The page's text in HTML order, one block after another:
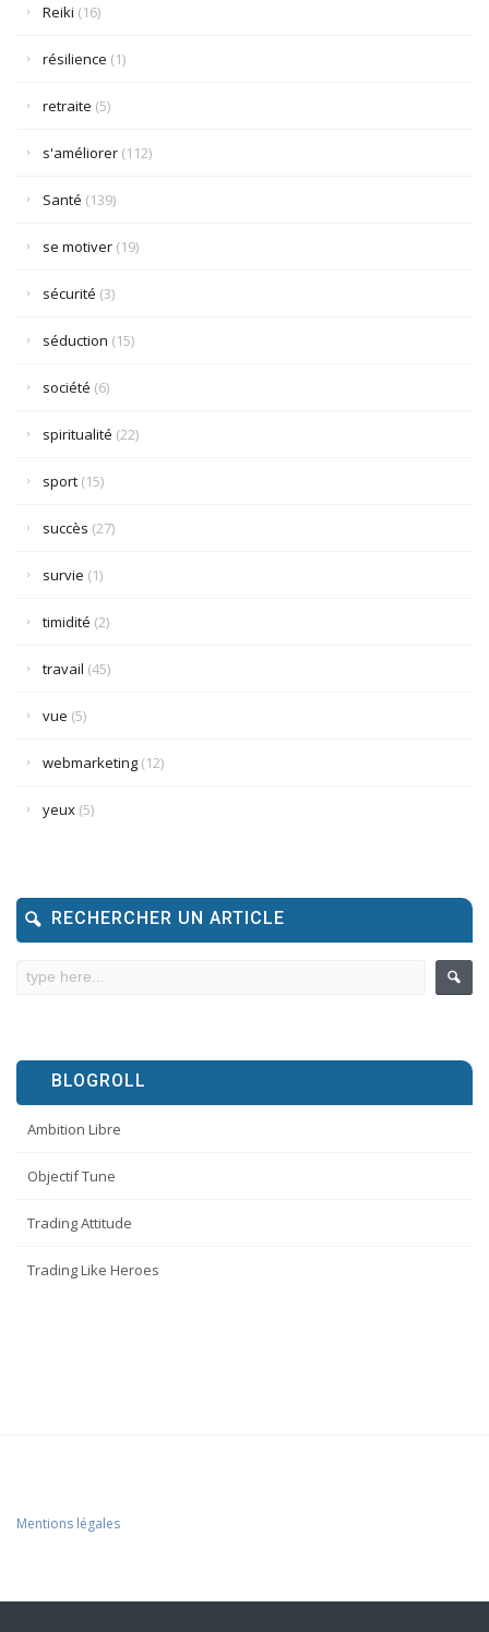
Reiki (16)
résilience (1)
retraite (5)
s'améliorer (112)
Santé (139)
se motiver (19)
sécurité (3)
séduction (15)
société (6)
spiritualité (22)
sport (15)
succès (27)
survie (1)
timidité (2)
travail (45)
vue (5)
webmarketing (12)
yeux (5)
RECHERCHER UN ARTICLE
BLOGROLL
Ambition Libre
Objectif Tune
Trading Attitude
Trading Like Heroes
Mentions légales